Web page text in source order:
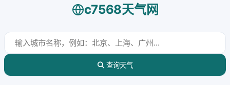
c7568天气网
查询天气